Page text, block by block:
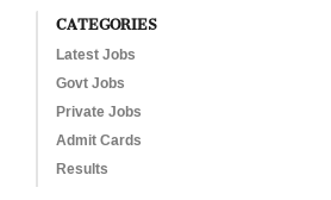
CATEGORIES
Latest Jobs
Govt Jobs
Private Jobs
Admit Cards
Results